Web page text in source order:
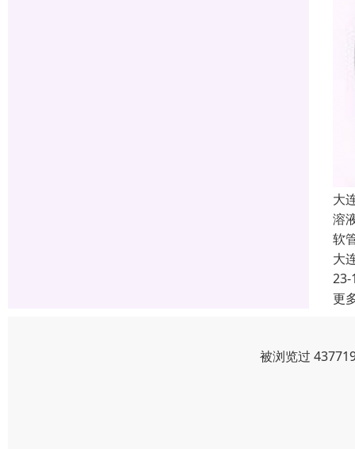
大
溶
软
大
23-
更
被浏览过